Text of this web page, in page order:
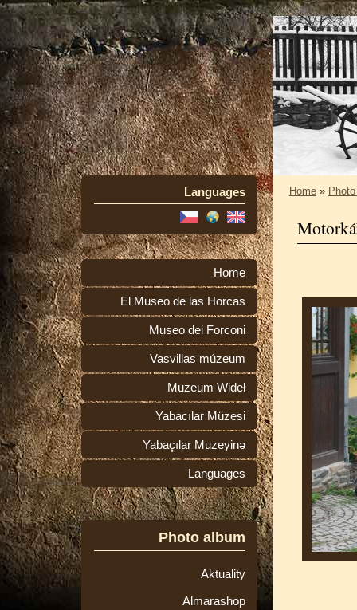
Languages
Home
El Museo de las Horcas
Museo dei Forconi
Vasvillas múzeum
Muzeum Wideł
Yabacılar Müzesi
Yabaçılar Muzeyinə
Languages
Photo album
Aktuality
Almarashop
Home »